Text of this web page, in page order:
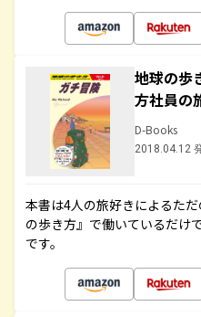
地球の歩
方社員の
D-Books
2018.04.12
本書は4人の旅好きによるた
の歩き方』で働いているだけ
です。